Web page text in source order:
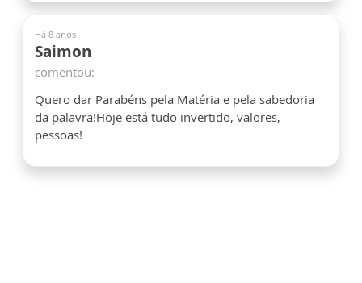
Há 8 anos
Saimon
comentou:
Quero dar Parabéns pela Matéria e pela sabedoria
da palavra!Hoje está tudo invertido, valores,
pessoas!